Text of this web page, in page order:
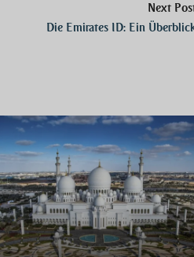
Next
Die Emirates ID: Ein